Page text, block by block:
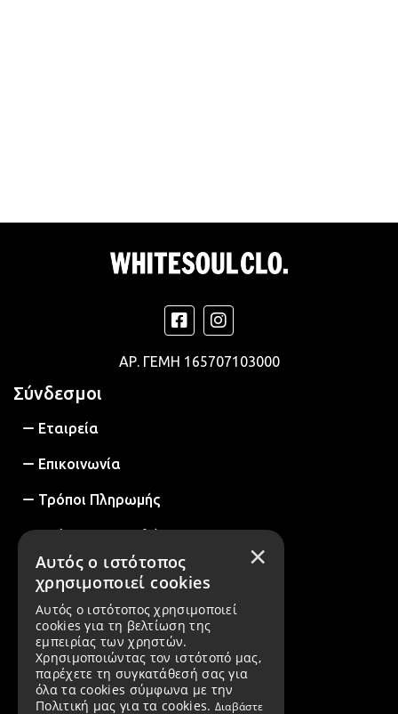
ΑΡ. ΓΕΜΗ 165707103000
Σύνδεσμοι
Εταιρεία
Επικοινωνία
Τρόποι Πληρωμής
Τρόποι Αποστολής
Παρακολούθηση Αποστολής
Πολιτική Επιστροφών
Πολιτική Ακύρωσης
Όροι Χρήσης
×
Αυτός ο ιστότοπος
χρησιμοποιεί cookies
Αυτός ο ιστότοπος χρησιμοποιεί
cookies για τη βελτίωση της
εμπειρίας των χρηστών.
Χρησιμοποιώντας τον ιστότοπό μας,
παρέχετε τη συγκατάθεσή σας για
όλα τα cookies σύμφωνα με την
Πολιτική μας για τα cookies. Διαβάστε